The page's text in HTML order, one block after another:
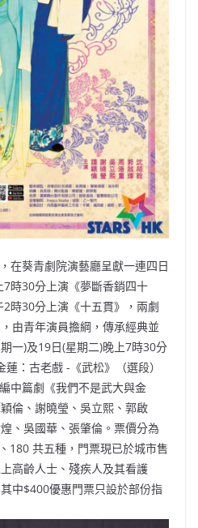
在葵青劇院演藝廳呈獻一連四日
時30分上演《夢斷香銷四十
時30分上演《十五貫》，兩劇
由青年演員擔綱，傳承經典並
一)及19日(星期二)晚上7時30分
：古老戲 -《武松》（選段）
中篇劇《我們不是武大與金
倫、謝曉瑩、吳立熙、郭啟
、吳國華、張肇倫。票價分為
180 共五種，門票現已於城市售
高齡人士、殘疾人及其看護
中$400優惠門票只設於部份指